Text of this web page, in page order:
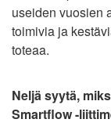
useiden vuosien
toimivia ja
toteaa.
Neljä syytä,
Smartflow -